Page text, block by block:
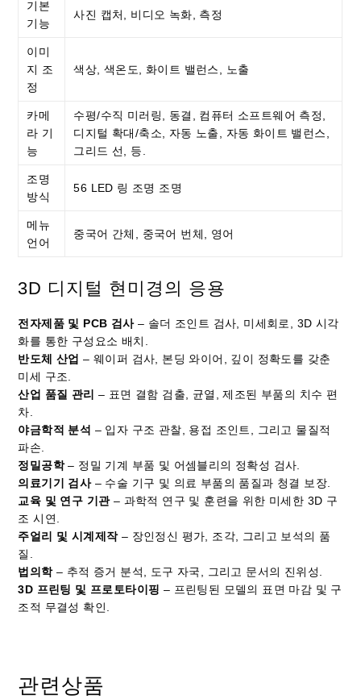
기본
기능
사진 캡처, 비디오 녹화, 측정
이미
지 조
정
색상, 색온도, 화이트 밸런스, 노출
카메
라 기
능
수평/수직 미러링, 동결, 컴퓨터 소프트웨어 측정,
디지털 확대/축소, 자동 노출, 자동 화이트 밸런스,
그리드 선, 등.
조명
방식
56 LED 링 조명 조명
메뉴
언어
중국어 간체, 중국어 번체, 영어
3D 디지털 현미경의 응용
전자제품 및 PCB 검사– 솔더 조인트 검사, 미세회로, 3D 시각
화를 통한 구성요소 배치.
반도체 산업 – 웨이퍼 검사, 본딩 와이어, 깊이 정확도를 갖춘
미세 구조.
산업 품질 관리 – 표면 결함 검출, 균열, 제조된 부품의 치수 편
차.
야금학적 분석 – 입자 구조 관찰, 용접 조인트, 그리고 물질적
파손.
정밀공학– 정밀 기계 부품 및 어셈블리의 정확성 검사.
의료기기 검사– 수술 기구 및 의료 부품의 품질과 청결 보장.
교육 및 연구 기관– 과학적 연구 및 훈련을 위한 미세한 3D 구
조 시연.
주얼리 및 시계제작– 장인정신 평가, 조각, 그리고 보석의 품
질.
법의학– 추적 증거 분석, 도구 자국, 그리고 문서의 진위성.
3D 프린팅 및 프로토타이핑 – 프린팅된 모델의 표면 마감 및 구
조적 무결성 확인.
관련상품